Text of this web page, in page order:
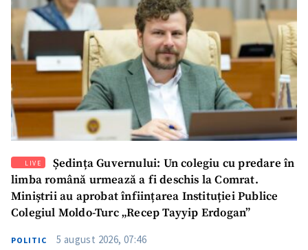
LIVE
Ședința Guvernului: Un colegiu cu predare în
limba română urmează a fi deschis la Comrat.
Miniștrii au aprobat înființarea Instituției Publice
Colegiul Moldo-Turc „Recep Tayyip Erdogan”
POLITIC 5 august 2026, 07:46